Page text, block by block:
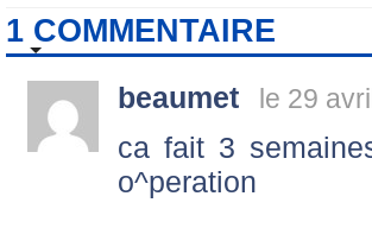
1 COMMENTAIRE
beaumet le 29
ca fait 3
o^peration